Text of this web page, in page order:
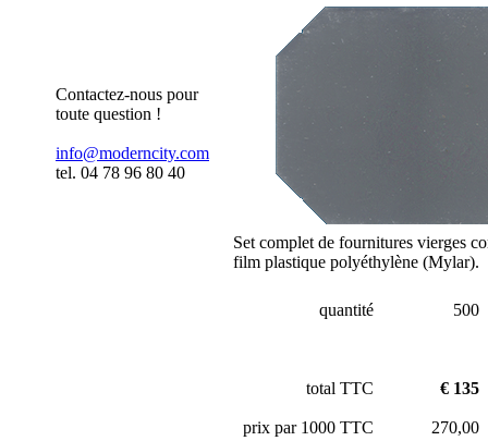
Contactez-nous pour
toute question !
info@moderncity.com
tel. 04 78 96 80 40
Set complet de fournitures vierges
film plastique polyéthylène (Mylar).
quantité 500
total TTC € 135
prix par 1000 TTC 270,00